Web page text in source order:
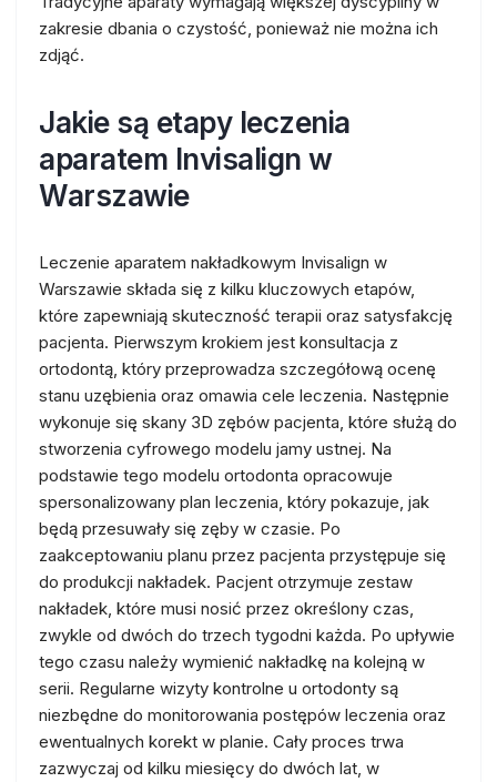
zakresie dbania o czystość, ponieważ nie można ich
zdjąć.
Jakie są etapy leczenia
aparatem Invisalign w
Warszawie
Leczenie aparatem nakładkowym Invisalign w
Warszawie składa się z kilku kluczowych etapów,
które zapewniają skuteczność terapii oraz satysfakcję
pacjenta. Pierwszym krokiem jest konsultacja z
ortodontą, który przeprowadza szczegółową ocenę
stanu uzębienia oraz omawia cele leczenia. Następnie
wykonuje się skany 3D zębów pacjenta, które służą do
stworzenia cyfrowego modelu jamy ustnej. Na
podstawie tego modelu ortodonta opracowuje
spersonalizowany plan leczenia, który pokazuje, jak
będą przesuwały się zęby w czasie. Po
zaakceptowaniu planu przez pacjenta przystępuje się
do produkcji nakładek. Pacjent otrzymuje zestaw
nakładek, które musi nosić przez określony czas,
zwykle od dwóch do trzech tygodni każda. Po upływie
tego czasu należy wymienić nakładkę na kolejną w
serii. Regularne wizyty kontrolne u ortodonty są
niezbędne do monitorowania postępów leczenia oraz
ewentualnych korekt w planie. Cały proces trwa
zazwyczaj od kilku miesięcy do dwóch lat, w